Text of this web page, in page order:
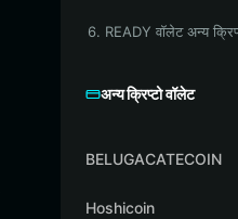
6. READY वॉलेट अन्य
अन्य क्रिप्टो वॉलेट
BELUGACATECOIN
Hoshicoin